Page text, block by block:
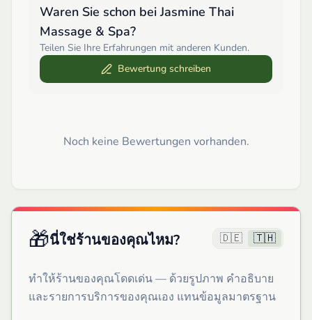
Waren Sie schon beiJasmine Thai
Massage & Spa?
Teilen Sie Ihre Erfahrungen mit anderen Kunden.
Bewertung schreiben
Noch keine Bewertungen vorhanden.
🎁นี่ใช่ร้านของคุณไหม? 🇩🇪 🇹🇭
ทำให้ร้านของคุณโดดเด่น — ด้วยรูปภาพ คำอธิบาย
และรายการบริการของคุณเอง แทนข้อมูลมาตรฐาน